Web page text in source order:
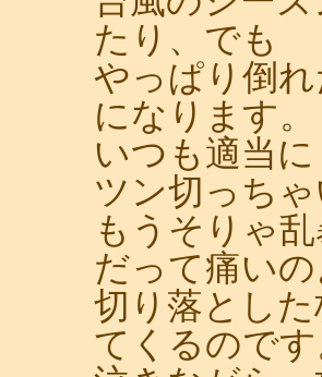
たり、でも
やっぱり倒
になります。
いつも適当
ツン切っちゃ
もうそりゃ
だって痛い
切り落とし
てくるのです